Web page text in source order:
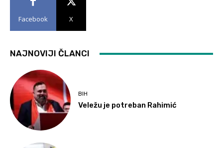
Facebook X
NAJNOVIJI ČLANCI
BIH
Veležu je potreban Rahimić